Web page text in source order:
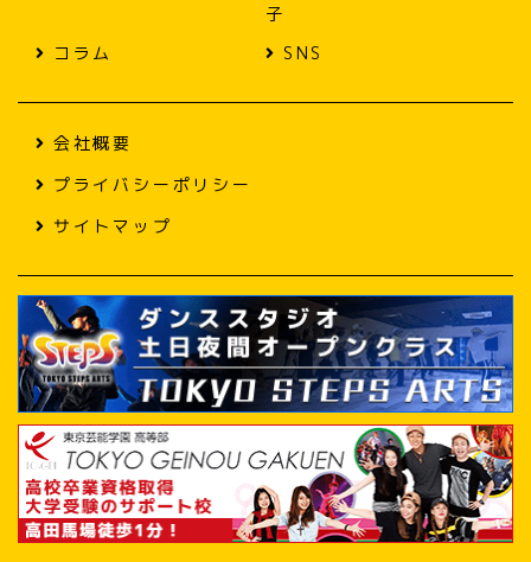
子
コラム
SNS
会社概要
プライバシーポリシー
サイトマップ